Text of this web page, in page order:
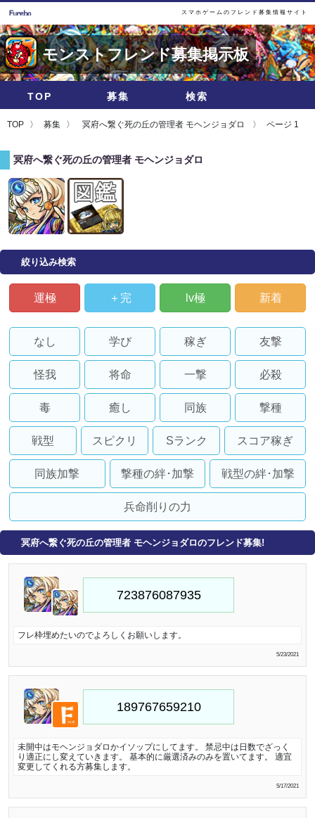
スマホゲームのフレンド募集情報サイト
モンストフレンド募集掲示板
TOP 募集 検索
TOP 募集 冥府へ繋ぐ死の丘の管理者 モヘンジョダロ ページ 1
冥府へ繋ぐ死の丘の管理者 モヘンジョダロ
絞り込み検索
運極 ＋完 lv極 新着
なし 学び 稼ぎ 友撃
怪我 将命 一撃 必殺
毒 癒し 同族 撃種
戦型 スピクリ Sランク スコア稼ぎ
同族加撃 撃種の絆･加撃 戦型の絆･加撃
兵命削りの力
冥府へ繋ぐ死の丘の管理者 モヘンジョダロのフレンド募集!
フレ枠埋めたいのでよろしくお願いします。
5/23/2021
未開中はモヘンジョダロかイソップにしてます。 禁忌中は日数でざっく
り適正にし変えていきます。 基本的に厳選済みのみを置いてます。 適宜
変更してくれる方募集します。
5/17/2021